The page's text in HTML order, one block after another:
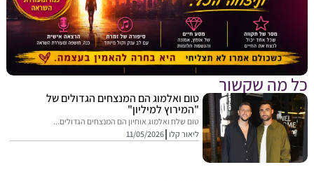
שקשור
טום ואלמוג הם המנצחים הגדולים של
"המירוץ למיליון"
טום שלח ואלמוג אוחיון הם המנצחים הגדולים...
ליאור קלו 11/05/2026